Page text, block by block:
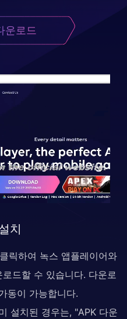
운로드
치
릭하여 녹스 앱플레이어와
드할 수 있습니다. 다운로
동이 가능합니다.
설치된 경우는, "APK 다운